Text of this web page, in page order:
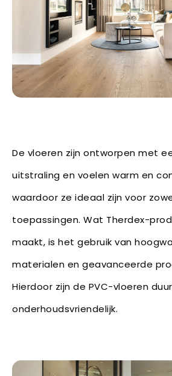
De vloeren zijn ontworpen met
uitstraling en voelen warm en
waardoor ze ideaal zijn voor
toepassingen. Wat Therdex-
maakt, is het gebruik van
materialen en geavanceerde
Hierdoor zijn de PVC-vloeren
onderhoudsvriendelijk.